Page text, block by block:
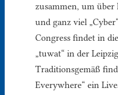
zusammen, um
und ganz viel
Congress findet in
„tuwat“ in der
Traditionsgemäß
Everywhere“ ein